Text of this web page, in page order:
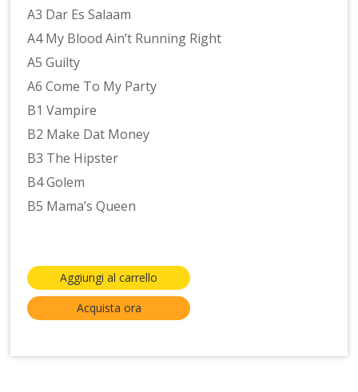
A3 Dar Es Salaam
A4 My Blood Ain’t Running Right
A5 Guilty
A6 Come To My Party
B1 Vampire
B2 Make Dat Money
B3 The Hipster
B4 Golem
B5 Mama’s Queen
Aggiungi al carrello
Acquista ora